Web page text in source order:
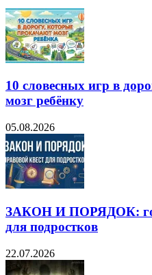
10 словесных игр в
мозг ребёнку
05.08.2026
ЗАКОН И ПОРЯДОК:
для подростков
22.07.2026